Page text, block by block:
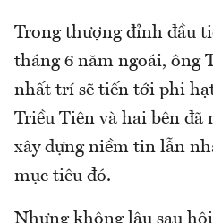
Trong thượng đỉnh đầu
tháng 6 năm ngoái, ông
nhất trí sẽ tiến tới phi
Triều Tiên và hai bên đã
xây dựng niềm tin lẫn
mục tiêu đó.
Nhưng không lâu sau